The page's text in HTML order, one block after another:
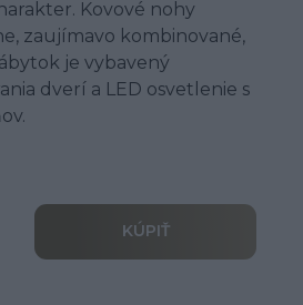
Kovové nohy
zaujímavo kombinované,
je vybavený
dverí a LED osvetlenie s
KÚPIŤ